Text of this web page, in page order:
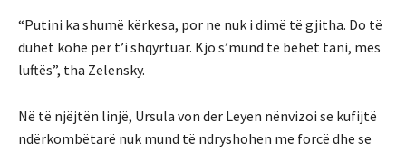
“Putini ka shumë kërkesa, por ne nuk i dimë të gjitha. Do të
duhet kohë për t’i shqyrtuar. Kjo s’mund të bëhet tani, mes
luftës”, tha Zelensky.
Në të njëjtën linjë, Ursula von der Leyen nënvizoi se kufijtë
ndërkombëtarë nuk mund të ndryshohen me forcë dhe se